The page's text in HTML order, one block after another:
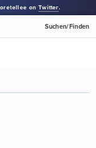
onTwitter.
Suchen/Finden